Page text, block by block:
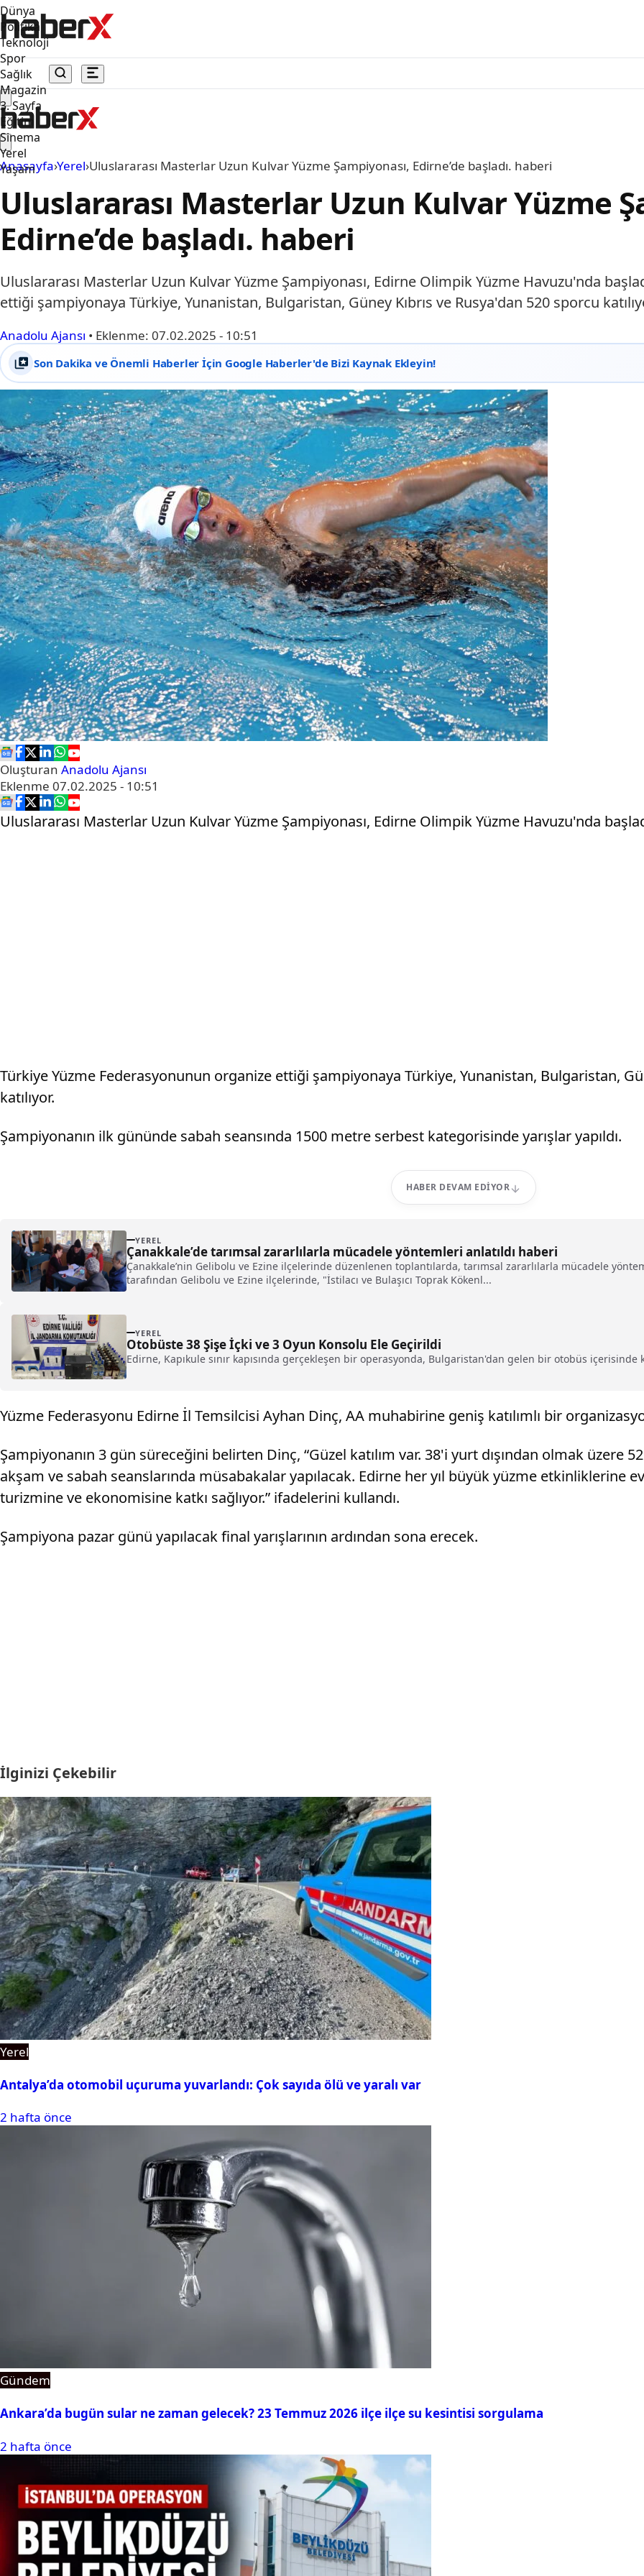
Dünya
Politika
Teknoloji
Spor
Sağlık
Magazin
3. Sayfa
Eğitim
Sinema
Yerel
Yaşam
Anasayfa›Yerel›Uluslararası Masterlar Uzun Kulvar Yüzme Şampiyonası, Edirne’de başladı. haberi
Uluslararası Masterlar Uzun Kulvar Yüzme
Edirne’de başladı. haberi
Uluslararası Masterlar Uzun Kulvar Yüzme Şampiyonası, Edirne Olimpik Yüzme Havuzu'nda
ettiği şampiyonaya Türkiye, Yunanistan, Bulgaristan, Güney Kıbrıs ve Rusya'dan 520 sporcu
Anadolu Ajansı • Eklenme: 07.02.2025 - 10:51
Son Dakika ve Önemli Haberler İçin Google Haberler'de Bizi Kaynak Ekleyin!
Oluşturan Anadolu Ajansı
Eklenme 07.02.2025 - 10:51
Uluslararası Masterlar Uzun Kulvar Yüzme Şampiyonası, Edirne Olimpik Yüzme Havuzu'nda
Türkiye Yüzme Federasyonunun organize ettiği şampiyonaya Türkiye, Yunanistan, Bulgaristan,
katılıyor.
Şampiyonanın ilk gününde sabah seansında 1500 metre serbest kategorisinde yarışlar yapıldı.
HABER DEVAM EDIYOR
YEREL
Çanakkale’de tarımsal zararlılarla mücadele yöntemleri anlatıldı haberi
Çanakkale’nin Gelibolu ve Ezine ilçelerinde düzenlenen toplantılarda, tarımsal zararlılarla mücadele
tarafından Gelibolu ve Ezine ilçelerinde, "İstilacı ve Bulaşıcı Toprak Kökenl...
YEREL
Otobüste 38 Şişe İçki ve 3 Oyun Konsolu Ele Geçirildi
Edirne, Kapıkule sınır kapısında gerçekleşen bir operasyonda, Bulgaristan'dan gelen bir otobüs içerisinde
Yüzme Federasyonu Edirne İl Temsilcisi Ayhan Dinç, AA muhabirine geniş katılımlı bir
Şampiyonanın 3 gün süreceğini belirten Dinç, “Güzel katılım var. 38'i yurt dışından olmak üzere
akşam ve sabah seanslarında müsabakalar yapılacak. Edirne her yıl büyük yüzme etkinliklerine
turizmine ve ekonomisine katkı sağlıyor.” ifadelerini kullandı.
Şampiyona pazar günü yapılacak final yarışlarının ardından sona erecek.
İlginizi Çekebilir
Yerel
Antalya’da otomobil uçuruma yuvarlandı: Çok sayıda ölü ve yaralı var
2 hafta önce
Gündem
Ankara’da bugün sular ne zaman gelecek? 23 Temmuz 2026 ilçe ilçe su kesintisi sorgulama
2 hafta önce